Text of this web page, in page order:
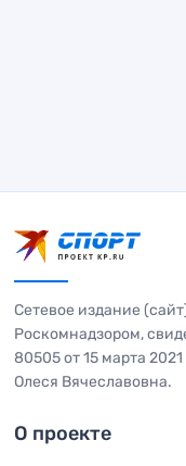
Сетевое издание
Роскомнадзором,
80505 от 15 марта
Олеся Вячеславовна.
О проекте